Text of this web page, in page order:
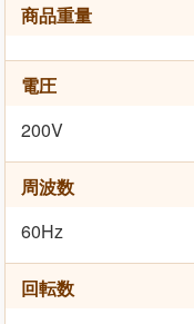
商品重量
電圧
200V
周波数
60Hz
回転数